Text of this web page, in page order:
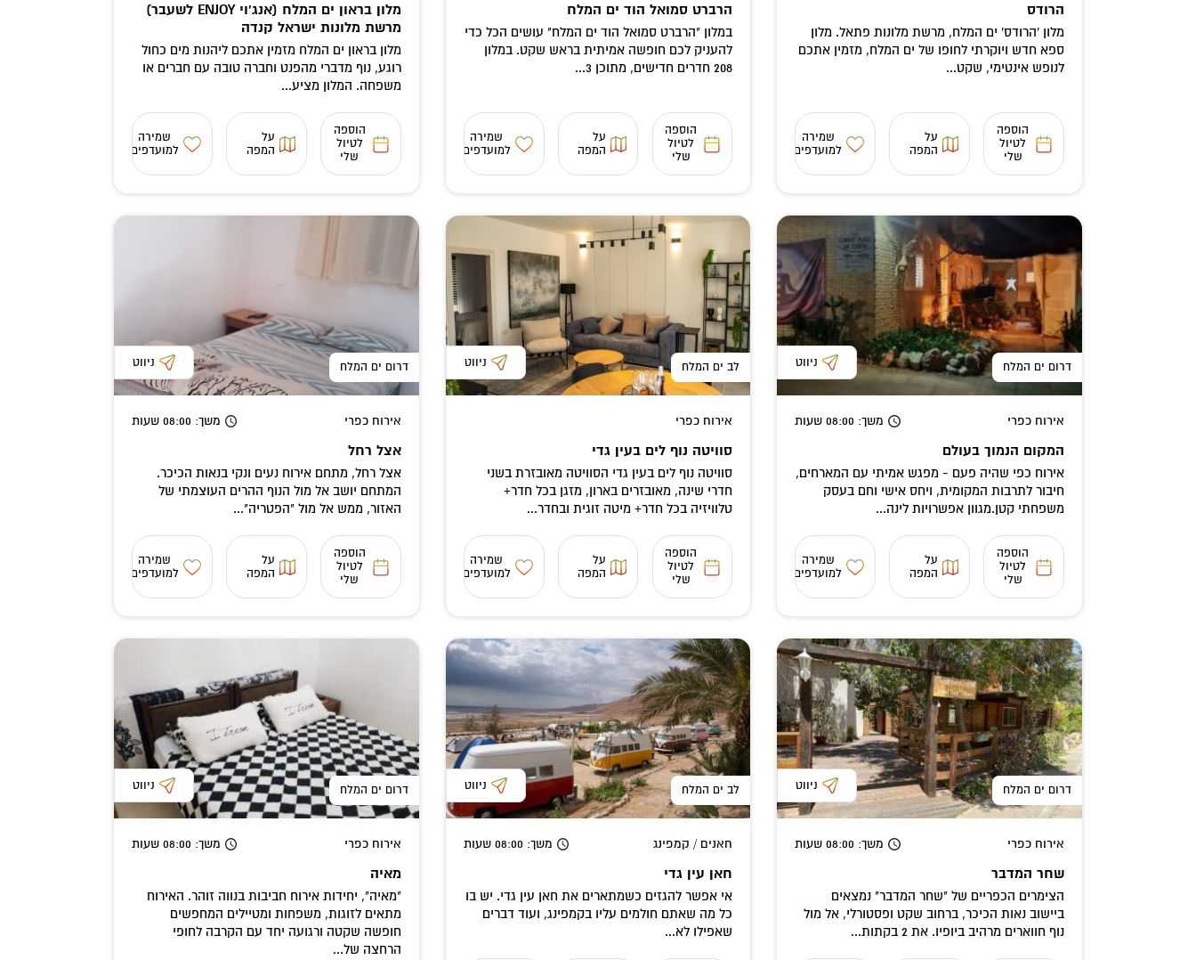
הרודס
מלון 'הרודס' ים המלח, מרשת מלונות פתאל. מלון
ספא חדש ויוקרתי לחופו של ים המלח, מזמין אתכם
לנופש אינטימי, שקט...
הוספה
לטיול
שלי
על
המפה
שמירה
למועדפים
הרברט סמואל הוד ים המלח
במלון "הרברט סמואל הוד ים המלח" עושים הכל כדי
להעניק לכם חופשה אמיתית בראש שקט. במלון
208 חדרים חדישים, מתוכן 3...
הוספה
לטיול
שלי
על
המפה
שמירה
למועדפים
מלון בראון ים המלח (אנג'וי ENJOY לשעבר)
מרשת מלונות ישראל קנדה
מלון בראון ים המלח מזמין אתכם ליהנות מים כחול
רוגע, נוף מדברי מהפנט וחברה טובה עם חברים או
משפחה. המלון מציע...
הוספה
לטיול
שלי
על
המפה
שמירה
למועדפים
דרום ים המלח ניווט
אירוח כפרי משך: 08:00 שעות
המקום הנמוך בעולם
אירוח כפי שהיה פעם - מפגש אמיתי עם המארחים,
חיבור לתרבות המקומית, ויחס אישי וחם בעסק
משפחתי קטן.מגוון אפשרויות לינה...
הוספה
לטיול
שלי
על
המפה
שמירה
למועדפים
לב ים המלח ניווט
אירוח כפרי
סוויטה נוף לים בעין גדי
סוויטה נוף לים בעין גדי הסוויטה מאובזרת בשני
חדרי שינה, מאובזרים בארון, מזגן בכל חדר+
טלוויזיה בכל חדר+ מיטה זוגית ובחדר...
הוספה
לטיול
שלי
על
המפה
שמירה
למועדפים
דרום ים המלח ניווט
אירוח כפרי משך: 08:00 שעות
אצל רחל
אצל רחל, מתחם אירוח נעים ונקי בנאות הכיכר.
המתחם יושב אל מול הנוף ההרים העוצמתי של
האזור, ממש אל מול "הפטריה"...
הוספה
לטיול
שלי
על
המפה
שמירה
למועדפים
דרום ים המלח ניווט
אירוח כפרי משך: 08:00 שעות
שחר המדבר
הצימרים הכפריים של "שחר המדבר" נמצאים
ביישוב נאות הכיכר, ברחוב שקט ופסטורלי, אל מול
נוף חווארים מרהיב ביופיו. את 2 בקתות...
לב ים המלח ניווט
חאנים / קמפינג משך: 08:00 שעות
חאן עין גדי
אי אפשר להגזים כשמתארים את חאן עין גדי. יש בו
כל מה שאתם חולמים עליו בקמפינג, ועוד דברים
שאפילו לא...
דרום ים המלח ניווט
אירוח כפרי משך: 08:00 שעות
מאיה
"מאיה", יחידות אירוח חביבות בנווה זוהר. האירוח
מתאים לזוגות, משפחות ומטיילים המחפשים
חופשה שקטה ורגועה יחד עם הקרבה לחופי
הרחצה של...